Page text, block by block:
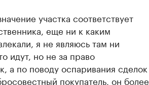
участка соответствует
еще ни к каким
я не являюсь там ни
идут, но не за право
а по поводу оспаривания сделок
покупатель, он более